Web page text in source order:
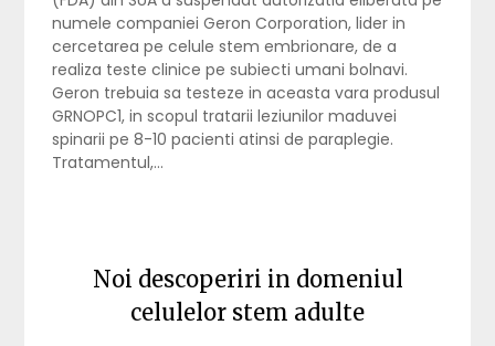
numele companiei Geron Corporation, lider in
cercetarea pe celule stem embrionare, de a
realiza teste clinice pe subiecti umani bolnavi.
Geron trebuia sa testeze in aceasta vara produsul
GRNOPC1, in scopul tratarii leziunilor maduvei
spinarii pe 8-10 pacienti atinsi de paraplegie.
Tratamentul,…
Noi descoperiri in domeniul
celulelor stem adulte